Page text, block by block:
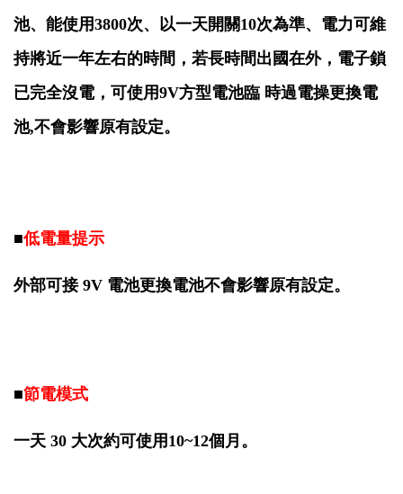
池、能使用3800次、以一天開關10次為準、電力可維
持將近一年左右的時間，若長時間出國在外，電子鎖
已完全沒電，可使用9V方型電池臨 時過電操更換電
池,不會影響原有設定。
■低電量提示
外部可接 9V 電池更換電池不會影響原有設定。
■節電模式
一天 30 大次約可使用10~12個月。